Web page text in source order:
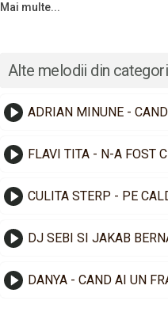
Mai multe...
Alte melodii din
ADRIAN MINUNE -
FLAVI TITA - N-A FOST
CULITA STERP - PE
DANYA - CAND AI UN